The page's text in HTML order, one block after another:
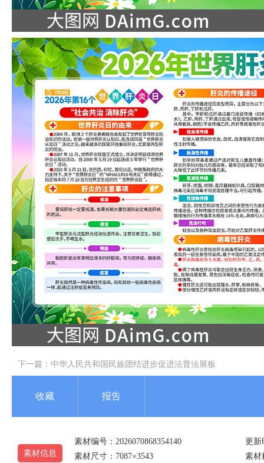
下一篇： 中华人民共和国民族团结进步促进法普法展板
收藏 报告
素材信息
素材编号：2026070868354140
更新
素材尺寸：7087×3543
素材